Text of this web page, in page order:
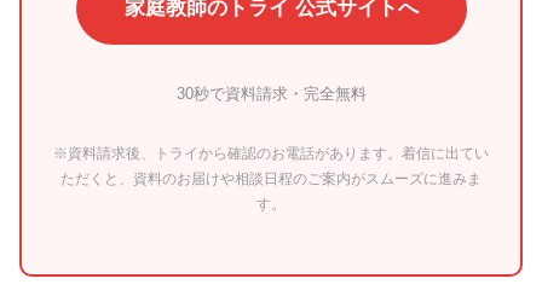
家庭教師のトライ 公式サイトへ
30秒で資料請求・完全無料
※資料請求後、トライから確認のお電話があります。着信に出てい
ただくと、資料のお届けや相談日程のご案内がスムーズに進みま
す。